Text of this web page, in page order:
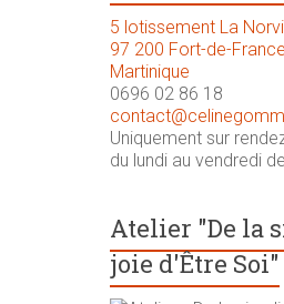
5 lotissement La
97 200 Fort-de-France
Martinique
0696 02 86 18
Uniquement sur
du lundi au vendredi
Atelier "De la
joie d'Être Soi"